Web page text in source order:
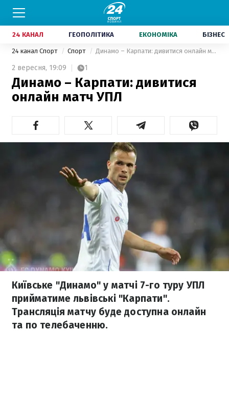
24 КАНАЛ ГЕОПОЛІТИКА ЕКОНОМІКА БІЗНЕС
24 канал Спорт Спорт Динамо – Карпати: дивитися онлайн матч УПЛ
2 вересня, 19:09 1
Динамо – Карпати: дивитися
онлайн матч УПЛ
Київське "Динамо" у матчі 7-го туру УПЛ
прийматиме львівські "Карпати".
Трансляція матчу буде доступна онлайн
та по телебаченню.